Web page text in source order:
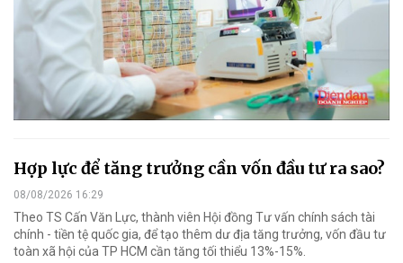
Hợp lực để tăng trưởng cần vốn đầu tư ra sao?
08/08/2026 16:29
Theo TS Cấn Văn Lực, thành viên Hội đồng Tư vấn chính sách tài
chính - tiền tệ quốc gia, để tạo thêm dư địa tăng trưởng, vốn đầu tư
toàn xã hội của TP HCM cần tăng tối thiểu 13%-15%.